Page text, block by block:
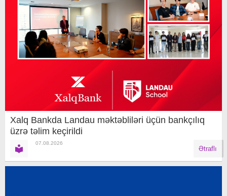
Xalq Bankda Landau məktəbliləri üçün bankçılıq
üzrə təlim keçirildi
07.08.2026
Ətraflı